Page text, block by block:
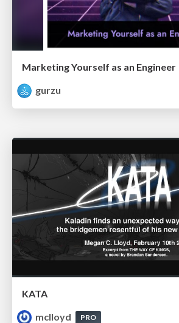
Marketing Yourself as an Engineer
gurzu
KATA
mclloyd
PRO